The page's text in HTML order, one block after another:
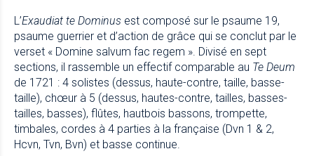
L’Exaudiat te Dominus est composé sur le psaume 19,
psaume guerrier et d’action de grâce qui se conclut par le
verset « Domine salvum fac regem ». Divisé en sept
sections, il rassemble un effectif comparable au Te Deum
de 1721 : 4 solistes (dessus, haute-contre, taille, basse-
taille), chœur à 5 (dessus, hautes-contre, tailles, basses-
tailles, basses), flûtes, hautbois bassons, trompette,
timbales, cordes à 4 parties à la française (Dvn 1 & 2,
Hcvn, Tvn, Bvn) et basse continue.